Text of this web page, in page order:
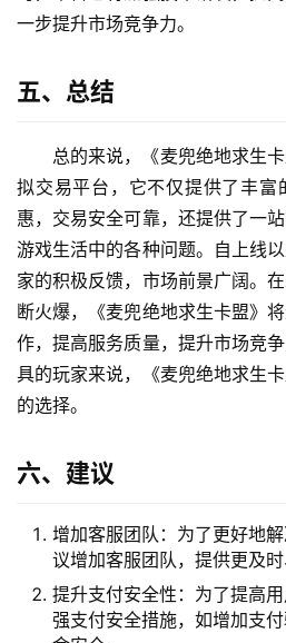
一步提升市场竞争力。
五、总结
总的来说，《麦兜绝地求生
拟交易平台，它不仅提供了丰富
惠，交易安全可靠，还提供了一
游戏生活中的各种问题。自上线
家的积极反馈，市场前景广阔。
断火爆，《麦兜绝地求生卡盟》
作，提高服务质量，提升市场竞
具的玩家来说，《麦兜绝地求生
的选择。
六、建议
增加客服团队：为了更好地
议增加客服团队，提供更及时
提升支付安全性：为了提高
强支付安全措施，如增加支